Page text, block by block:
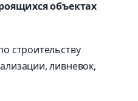
объектах
строительству
ливневок,